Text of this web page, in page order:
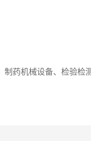
药机械设备、检验检